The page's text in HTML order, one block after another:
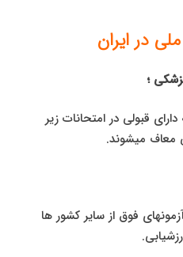
در ایران
؛
قبولی در امتحانات زیر
معاف میشوند.
فوق از سایر کشور ها